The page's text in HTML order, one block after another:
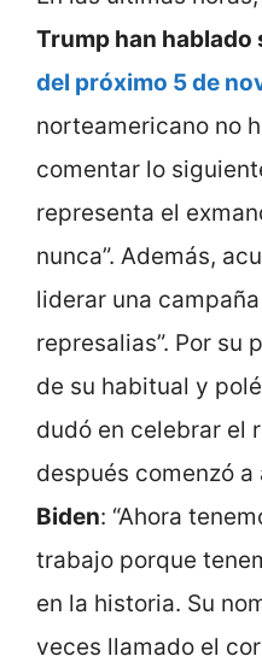
Trump han hablado
del próximo 5 de
norteamericano no
comentar lo
representa el
nunca”. Además,
liderar una
represalias”. Por su
de su habitual y
dudó en celebrar el
después comenzó
Biden: “Ahora
trabajo porque
en la historia. Su
veces llamado el